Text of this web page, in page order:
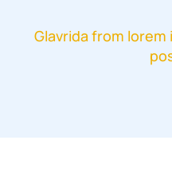
Glavrida from